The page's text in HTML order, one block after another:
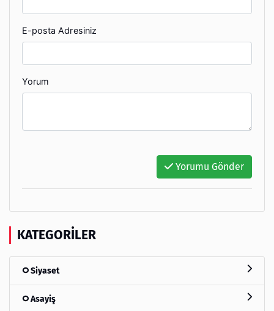
E-posta Adresiniz
Yorum
Yorumu Gönder
KATEGORILER
Siyaset
Asayiş